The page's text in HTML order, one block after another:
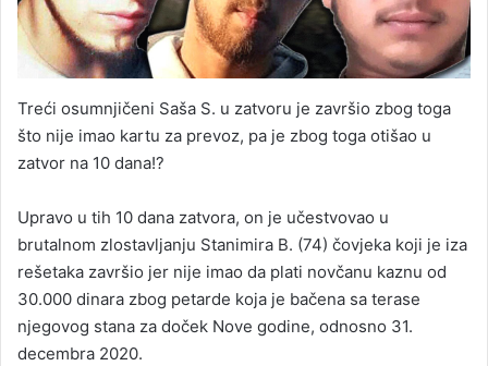
Treći osumnjičeni Saša S. u zatvoru je završio zbog toga
što nije imao kartu za prevoz, pa je zbog toga otišao u
zatvor na 10 dana!?
Upravo u tih 10 dana zatvora, on je učestvovao u
brutalnom zlostavljanju Stanimira B. (74) čovjeka koji je iza
rešetaka završio jer nije imao da plati novčanu kaznu od
30.000 dinara zbog petarde koja je bačena sa terase
njegovog stana za doček Nove godine, odnosno 31.
decembra 2020.